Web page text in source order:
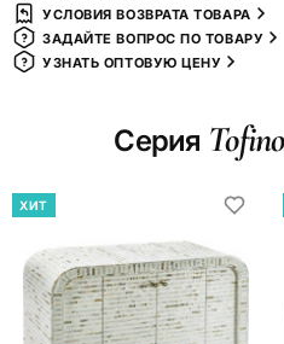
УСЛОВИЯ ВОЗВРАТА ТОВАРА
ЗАДАЙТЕ ВОПРОС ПО ТОВАРУ
УЗНАТЬ ОПТОВУЮ ЦЕНУ
Серия
ХИТ